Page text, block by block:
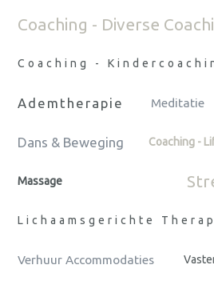
Coaching - Diverse
Coaching -
Ademtherapie Meditatie
Dans & Beweging Coaching -
Massage
Lichaamsgerichte
Verhuur Accommodaties